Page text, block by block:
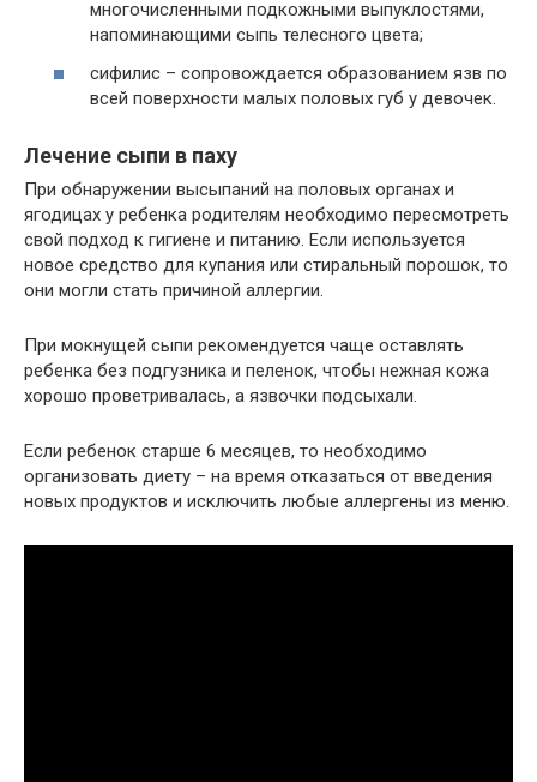
многочисленными подкожными выпуклостями,
напоминающими сыпь телесного цвета;
сифилис – сопровождается образованием язв по
всей поверхности малых половых губ у девочек.
Лечение сыпи в паху
При обнаружении высыпаний на половых органах и
ягодицах у ребенка родителям необходимо пересмотреть
свой подход к гигиене и питанию. Если используется
новое средство для купания или стиральный порошок, то
они могли стать причиной аллергии.
При мокнущей сыпи рекомендуется чаще оставлять
ребенка без подгузника и пеленок, чтобы нежная кожа
хорошо проветривалась, а язвочки подсыхали.
Если ребенок старше 6 месяцев, то необходимо
организовать диету – на время отказаться от введения
новых продуктов и исключить любые аллергены из меню.